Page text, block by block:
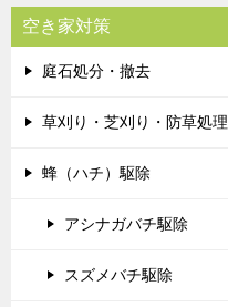
空き家対策
庭石処分・撤去
草刈り・芝刈り・防草処理
蜂（ハチ）駆除
アシナガバチ駆除
スズメバチ駆除